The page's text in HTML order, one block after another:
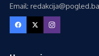
Email: redakcija@pogled.ba